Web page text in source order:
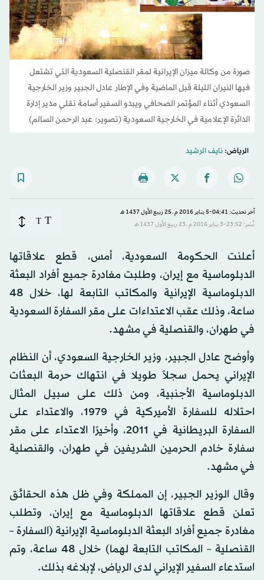
صورة من وكالة ميزان الإيرانية لمقر القنصلية السعودية التي تشتعل
فيها النيران الليلة قبل الماضية وفي الإطار عادل الجبير وزير الخارجية
السعودي أثناء المؤتمر الصحافي ويبدو السفير أسامة نقلي مدير إدارة
الدائرة الإعلامية في الخارجية السعودية (تصوير: عبد الرحمن السالم)
الرياض:نايف الرشيد
آخر تحديث: 04:41-5 يناير 2016 م ـ 25 ربيع الأول 1437 هـ
نُشر: 23:52-3 يناير 2016 م ـ 23 ربيع الأول 1437 هـ
T
T
أعلنت الحكومة السعودية، أمس، قطع علاقاتها
الدبلوماسية مع إيران، وطلبت مغادرة جميع أفراد البعثة
الدبلوماسية الإيرانية والمكاتب التابعة لها، خلال 48
ساعة، وذلك عقب الاعتداءات على مقر السفارة السعودية
في طهران، والقنصلية في مشهد.
وأوضح عادل الجبير، وزير الخارجية السعودي، أن النظام
الإيراني يحمل سجلاً طويلا في انتهاك حرمة البعثات
الدبلوماسية الأجنبية، ومن ذلك على سبيل المثال
احتلاله للسفارة الأميركية في 1979، والاعتداء على
السفارة البريطانية في 2011، وأخيرًا الاعتداء على مقر
سفارة خادم الحرمين الشريفين في طهران، والقنصلية
في مشهد.
وقال الوزير الجبير، إن المملكة وفي ظل هذه الحقائق
تعلن قطع علاقاتها الدبلوماسية مع إيران، وتطلب
مغادرة جميع أفراد البعثة الدبلوماسية الإيرانية (السفارة –
القنصلية – المكاتب التابعة لهما) خلال 48 ساعة، وتم
استدعاء السفير الإيراني لدى الرياض، لإبلاغه بذلك.